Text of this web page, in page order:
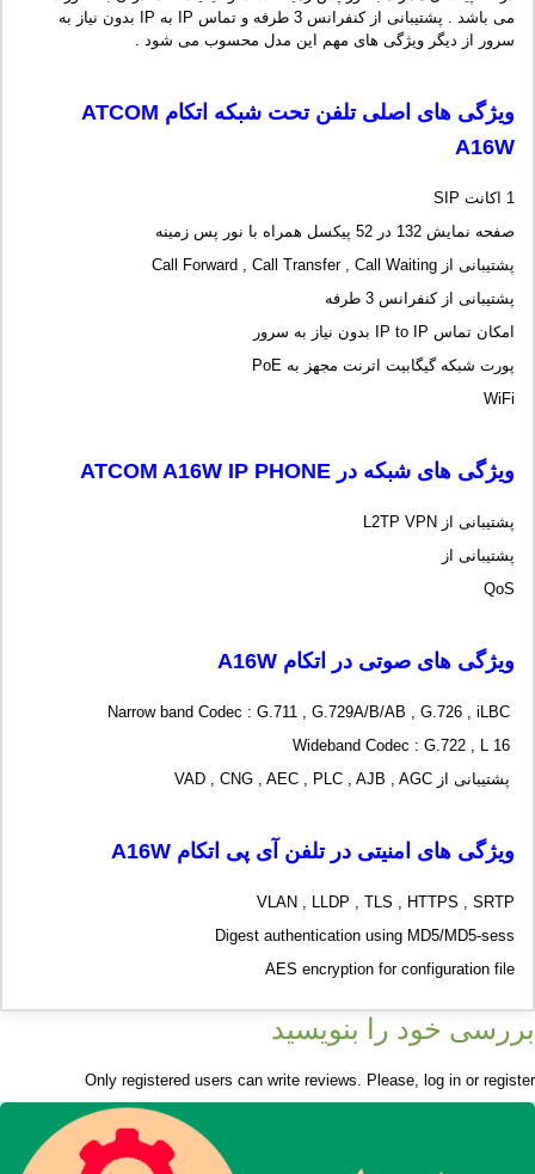
می باشد . پشتیبانی از کنفرانس 3 طرفه و تماس IP به IP بدون نیاز به
سرور از دیگر ویژگی های مهم این مدل محسوب می شود .
ویژگی های اصلی تلفن تحت شبکه اتکام ATCOM
A16W
1 اکانت SIP
صفحه نمایش 132 در 52 پیکسل همراه با نور پس زمینه
پشتیبانی از Call Forward , Call Transfer , Call Waiting
پشتیبانی از کنفرانس 3 طرفه
امکان تماس IP to IP بدون نیاز به سرور
پورت شبکه گیگابیت اترنت مجهز به PoE
WiFi
ویژگی های شبکه در ATCOM A16W IP PHONE
پشتیبانی از L2TP VPN
پشتیبانی از
QoS
ویژگی های صوتی در اتکام A16W
پشتیبانی از VAD , CNG , AEC , PLC , AJB , AGC
ویژگی های امنیتی در تلفن آی پی اتکام A16W
VLAN , LLDP , TLS , HTTPS , SRTP
Digest authentication using MD5/MD5-sess
AES encryption for configuration file
بررسی خود را بنویسید
Only registered users can write reviews. Please, log in or register